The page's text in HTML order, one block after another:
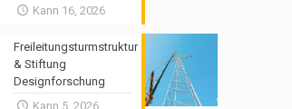
Kann 16, 2026
Freileitungsturmstruktur
& Stiftung
Designforschung
Kann 5, 2026